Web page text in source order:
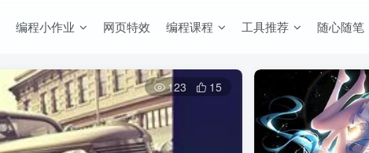
编程小作业 网页特效 编程课程 工具推荐 随心随笔
123 15